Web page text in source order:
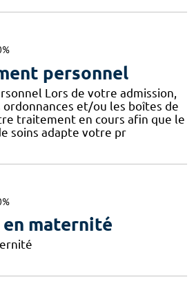
personnel
Lors de votre admission,
et/ou les boîtes de
traitement en cours afin que le
soins adapte votre pr
maternité